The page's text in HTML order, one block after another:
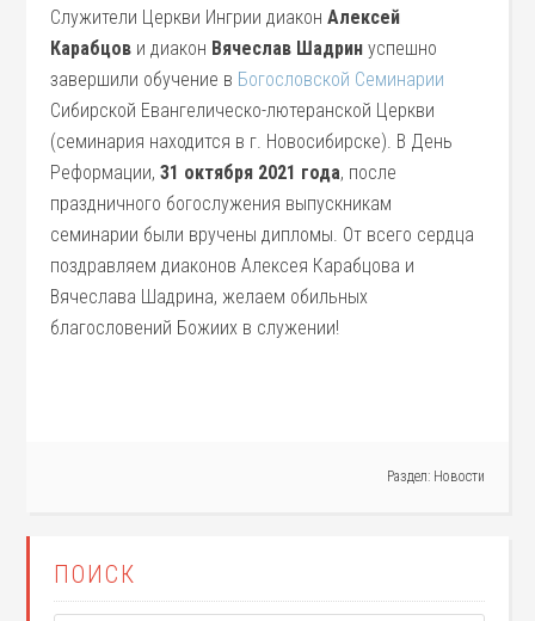
Служители Церкви Ингрии диаконАлексей
Карабцов и диакон Вячеслав Шадрин успешно
завершили обучение в Богословской Семинарии
Сибирской Евангелическо-лютеранской Церкви
(семинария находится в г. Новосибирске). В День
Реформации,31 октября 2021 года, после
праздничного богослужения выпускникам
семинарии были вручены дипломы. От всего сердца
поздравляем диаконов Алексея Карабцова и
Вячеслава Шадрина, желаем обильных
благословений Божиих в служении!
Раздел: Новости
ПОИСК